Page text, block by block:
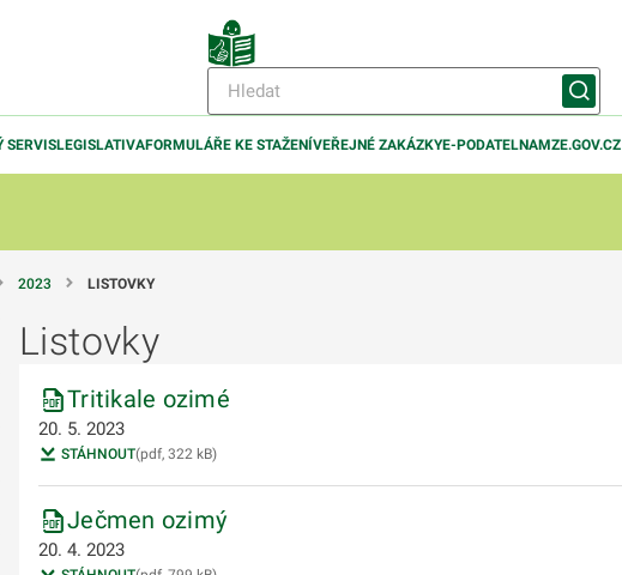
SERVISLEGISLATIVAFORMULÁŘE KE STAŽENÍVEŘEJNÉ ZAKÁZKYE-PODATELNAMZE.GOV.CZ
2023 LISTOVKY
podmenu
podmenu
podmenu
podmenu
Listovky
Tritikale ozimé
20. 5. 2023
STÁHNOUT(pdf, 322 kB)
Ječmen ozimý
20. 4. 2023